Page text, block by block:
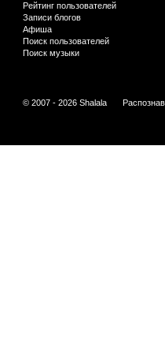
Рейтинг пользователей
Записи блогов
Афиша
Поиск пользователей
Поиск музыки
© 2007 - 2026 Shalala